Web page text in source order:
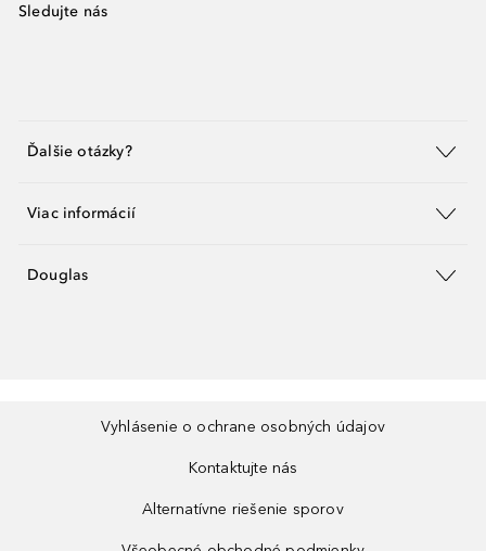
Sledujte nás
Ďalšie otázky?
Viac informácií
Douglas
Vyhlásenie o ochrane osobných údajov
Kontaktujte nás
Alternatívne riešenie sporov